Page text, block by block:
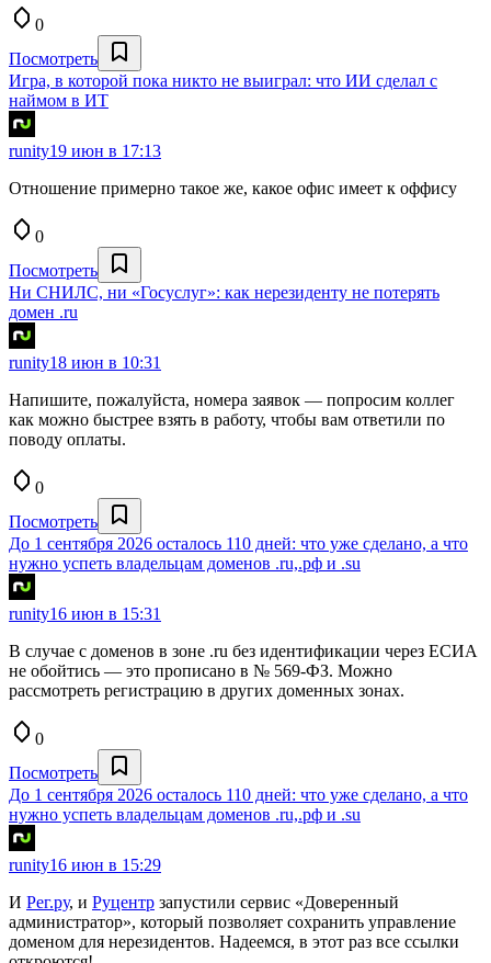
0
Посмотреть
Игра, в которой пока никто не выиграл: что ИИ сделал с
наймом в ИТ
runity19 июн в 17:13
Отношение примерно такое же, какое офис имеет к оффису
0
Посмотреть
Ни СНИЛС, ни «Госуслуг»: как нерезиденту не потерять
домен .ru
runity18 июн в 10:31
Напишите, пожалуйста, номера заявок — попросим коллег
как можно быстрее взять в работу, чтобы вам ответили по
поводу оплаты.
0
Посмотреть
До 1 сентября 2026 осталось 110 дней: что уже сделано, а что
нужно успеть владельцам доменов .ru,.рф и .su
runity16 июн в 15:31
В случае с доменов в зоне .ru без идентификации через ЕСИА
не обойтись — это прописано в № 569-ФЗ. Можно
рассмотреть регистрацию в других доменных зонах.
0
Посмотреть
До 1 сентября 2026 осталось 110 дней: что уже сделано, а что
нужно успеть владельцам доменов .ru,.рф и .su
runity16 июн в 15:29
И Рег.ру, и Руцентр запустили сервис «Доверенный
администратор», который позволяет сохранить управление
доменом для нерезидентов. Надеемся, в этот раз все ссылки